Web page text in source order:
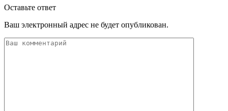
Оставьте ответ
Ваш электронный адрес не будет опубликован.